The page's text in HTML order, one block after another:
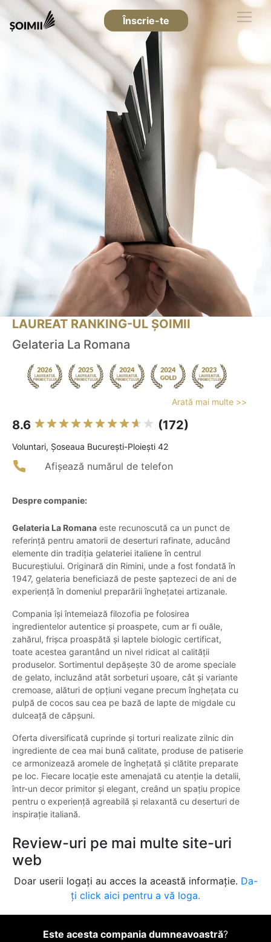
Înscrie-te
LAUREAT RANKING-UL ȘOIMII
Gelateria La Romana
Arată mai multe >>
8.6 (172)
Voluntari, Șoseaua București-Ploiești 42
Afișează numărul de telefon
Despre companie:
Gelateria La Romana este recunoscută ca un punct de
referință pentru amatorii de deserturi rafinate, aducând
elemente din tradiția gelateriei italiene în centrul
Bucureștiului. Originară din Rimini, unde a fost fondată în
1947, gelateria beneficiază de peste șaptezeci de ani de
experiență în domeniul preparării înghețatei artizanale.
Compania își întemeiază filozofia pe folosirea
ingredientelor autentice și proaspete, cum ar fi ouăle,
zahărul, frișca proaspătă și laptele biologic certificat,
toate acestea garantând un nivel ridicat al calității
produselor. Sortimentul depășește 30 de arome speciale
de gelato, incluzând atât sorbeturi ușoare, cât și variante
cremoase, alături de opțiuni vegane precum înghețata cu
pulpă de cocos sau cea pe bază de lapte de migdale cu
dulceață de căpșuni.
Oferta diversificată cuprinde și torturi realizate zilnic din
ingrediente de cea mai bună calitate, produse de patiserie
ce armonizează aromele de înghețată și clătite preparate
pe loc. Fiecare locație este amenajată cu atenție la detalii,
într-un decor primitor și elegant, creând un spațiu propice
pentru o experiență agreabilă și relaxantă cu deserturi de
inspirație italiană.
Review-uri pe mai multe site-uri
web
Doar userii logați au acces la această informație. Da-
ți click aici pentru a vă loga.
Este acesta compania dumneavoastră?